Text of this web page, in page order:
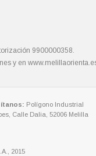
9900000358.
y en
Polígono Industrial
Calle Dalia, 52006 Melilla
2015